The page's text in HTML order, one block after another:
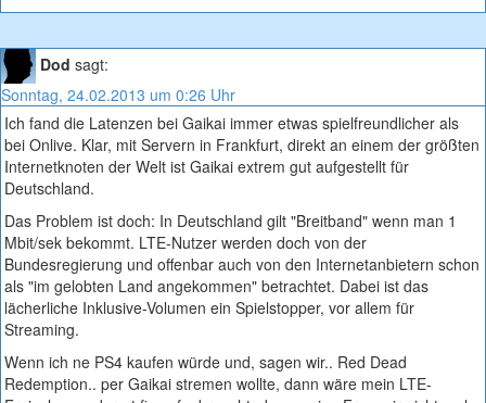
Dod sagt:
Sonntag, 24.02.2013 um 0:26 Uhr
Ich fand die Latenzen bei Gaikai immer etwas spielfreundlicher als
bei Onlive. Klar, mit Servern in Frankfurt, direkt an einem der größten
Internetknoten der Welt ist Gaikai extrem gut aufgestellt für
Deutschland.
Das Problem ist doch: In Deutschland gilt "Breitband" wenn man 1
Mbit/sek bekommt. LTE-Nutzer werden doch von der
Bundesregierung und offenbar auch von den Internetanbietern schon
als "im gelobten Land angekommen" betrachtet. Dabei ist das
lächerliche Inklusive-Volumen ein Spielstopper, vor allem für
Streaming.
Wenn ich ne PS4 kaufen würde und, sagen wir.. Red Dead
Redemption.. per Gaikai stremen wollte, dann wäre mein LTE-